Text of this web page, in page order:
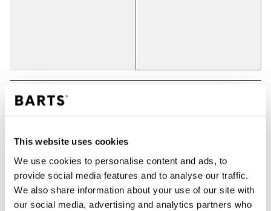
This website uses cookies
We use cookies to personalise content and ads, to
provide social media features and to analyse our traffic.
We also share information about your use of our site with
our social media, advertising and analytics partners who
IN WINKELWAGEN
Bestellingen die op werkdagen vóór 12:00 uur
worden geplaatst, worden dezelfde dag verzonden
Gratis verzending voor orders boven € 50,- binnen
NL